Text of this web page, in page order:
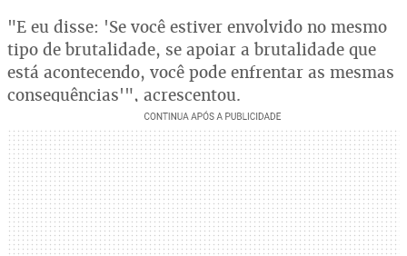
"E eu disse: 'Se você estiver envolvido no mesmo
tipo de brutalidade, se apoiar a brutalidade que
está acontecendo, você pode enfrentar as mesmas
consequências'", acrescentou.